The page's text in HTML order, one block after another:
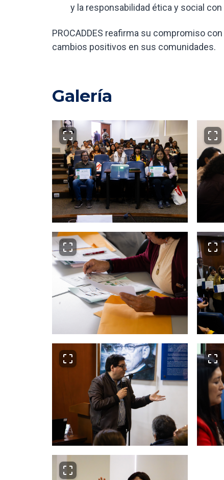
y la responsabilidad ética y social
PROCADDES reafirma su compromiso
cambios positivos en sus comunidades.
Galería